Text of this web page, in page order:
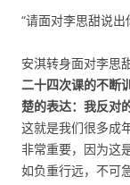
“请面对李思甜说
安淇转身面对李思
二十四次课的不断
楚的表达：我反对
这就是我们很多成
非常重要，因为这
如负重行远，不可